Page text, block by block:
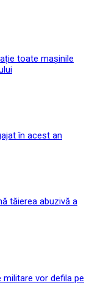
toate mașinile
în acest an
tăierea abuzivă a
militare vor defila pe